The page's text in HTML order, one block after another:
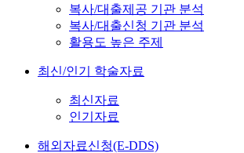
복사/대출제공 기관 분석
복사/대출신청 기관 분석
활용도 높은 주제
최신/인기 학술자료
최신자료
인기자료
해외자료신청(E-DDS)